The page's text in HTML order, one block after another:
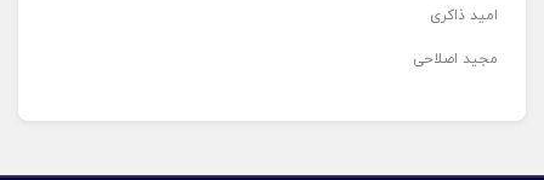
امید ذاکری
مجید اصلاحی